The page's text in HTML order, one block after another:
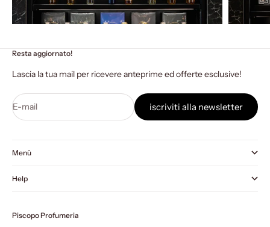
Resta aggiornato!
Lascia la tua mail per ricevere anteprime ed offerte esclusive!
E-mail iscriviti alla newsletter
Menù
Help
Piscopo Profumeria